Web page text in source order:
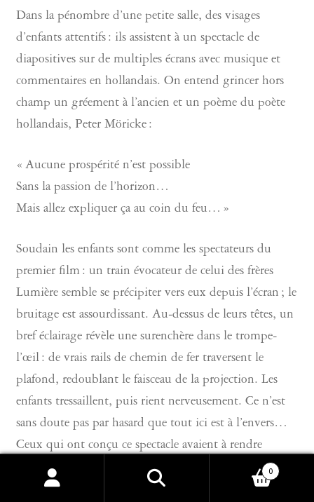
Dans la pénombre d’une petite salle, des visages
d’enfants attentifs : ils assistent à un spectacle de
diapositives sur de multiples écrans avec musique et
commentaires en hollandais. On entend grincer hors
champ un gréement à l’ancien et un poème du poète
hollandais, Peter Möricke :
« Aucune prospérité n’est possible
Sans la passion de l’horizon…
Mais allez expliquer ça au coin du feu… »
Soudain les enfants sont comme les spectateurs du
premier film : un train évocateur de celui des frères
Lumière semble se précipiter vers eux depuis l’écran ; le
bruitage est assourdissant. Au-dessus de leurs têtes, un
bref éclairage révèle une surenchère dans le trompe-
l’œil : de vrais rails de chemin de fer traversent le
plafond, redoublant le faisceau de la projection. Les
enfants tressaillent, puis rient nerveusement. Ce n’est
sans doute pas par hasard que tout ici est à l’envers…
Ceux qui ont conçu ce spectacle avaient à rendre
familier quelque chose de très étrange, à rendre
inoffensif et acceptable un changement violent qui
Recherche
Recherche
0